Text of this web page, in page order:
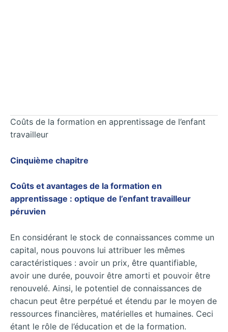
Coûts de la formation en apprentissage de l’enfant
travailleur
Cinquième chapitre
Coûts et avantages de la formation en
apprentissage : optique de l’enfant travailleur
péruvien
En considérant le stock de connaissances comme un
capital, nous pouvons lui attribuer les mêmes
caractéristiques : avoir un prix, être quantifiable,
avoir une durée, pouvoir être amorti et pouvoir être
renouvelé. Ainsi, le potentiel de connaissances de
chacun peut être perpétué et étendu par le moyen de
ressources financières, matérielles et humaines. Ceci
étant le rôle de l’éducation et de la formation.